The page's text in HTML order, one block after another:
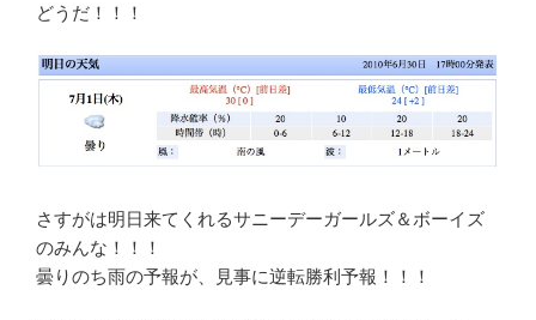
どうだ！！！
さすがは明日来てくれるサニーデーガールズ＆ボーイズ
のみんな！！！
曇りのち雨の予報が、見事に逆転勝利予報！！！